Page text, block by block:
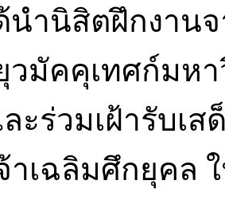
ำนิสิตฝึกงาน
มัคคุเทศก์มหา
ะร่วมเฝ้ารับเส
าเฉลิมศึกยุคล